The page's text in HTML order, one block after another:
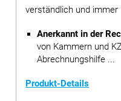
verständlich und immer
Anerkannt in der
von Kammern und
Abrechnungshilfe ...
Produkt-Details